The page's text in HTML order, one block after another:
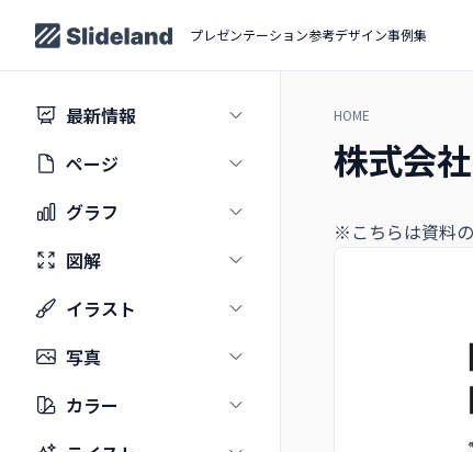
プレゼンテーション参考デザイン事例集
最新情報
ページ
グラフ
図解
イラスト
写真
カラー
HOME
株式会
※こちらは資料